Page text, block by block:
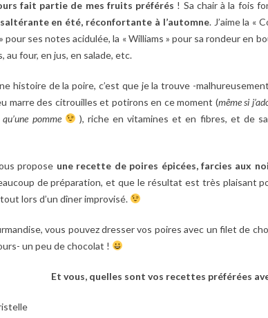
fait partie de mes fruits préférés ! Sa chair à la fois
en été, réconfortante à l’automne. J’aime la «
pour ses notes acidulée, la « Williams » pour sa rondeur en
au four, en jus, en salade, etc.
histoire de la poire, c’est que je la trouve -
marre des citrouilles et potirons en ce moment (même si
pomme
), riche en vitamines et en fibres, et de
propose une recette de poires épicées, farcies aux
de préparation, et que le résultat est très plaisant
lors d’un dîner improvisé.
vous pouvez dresser vos poires avec un filet de
un peu de chocolat !
Et vous, quelles sont vos recettes préférées